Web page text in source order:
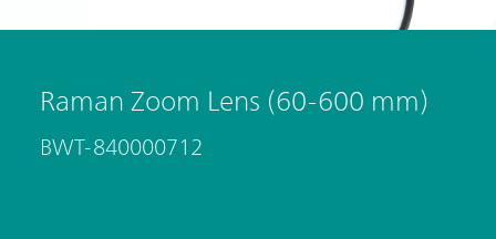
Raman Zoom Lens (60-600 mm)
BWT-840000712